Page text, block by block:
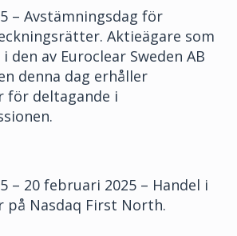
– Avstämningsdag för
Aktieägare som
den av Euroclear Sweden AB
denna dag erhåller
för deltagande i
– 20 februari 2025 – Handel i
Nasdaq First North.